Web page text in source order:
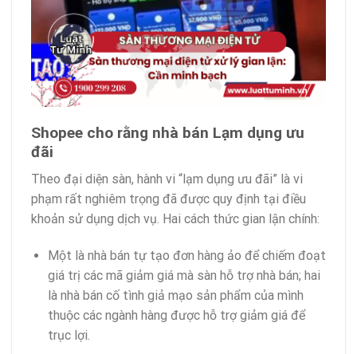
Shopee cho rằng nhà bán Lạm dụng ưu
đãi
Theo đại diện sàn, hành vi “lạm dụng ưu đãi” là vi
phạm rất nghiêm trọng đã được quy định tại điều
khoản sử dụng dịch vụ. Hai cách thức gian lận chính:
Một là nhà bán tự tạo đơn hàng ảo để chiếm đoạt
giá trị các mã giảm giá mà sàn hỗ trợ nhà bán; hai
là nhà bán cố tình giả mạo sản phẩm của mình
thuộc các ngành hàng được hỗ trợ giảm giá để
trục lợi.